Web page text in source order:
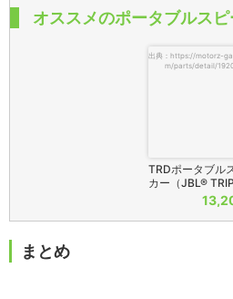
オススメのポータブルスピ
出典：https://motorz-
m/parts/detail/
TRDポータブル
カー（JBL® TRIP
まとめ